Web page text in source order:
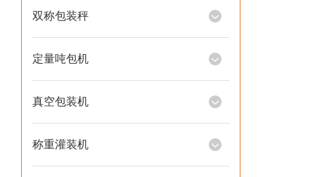
双称包装秤
定量吨包机
真空包装机
称重灌装机